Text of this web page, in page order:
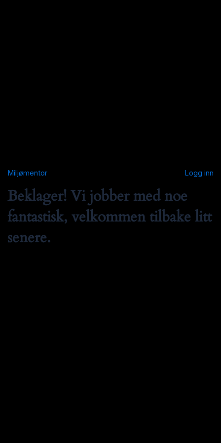
Miljømentor Logg inn
Beklager! Vi jobber med noe
fantastisk, velkommen tilbake litt
senere.